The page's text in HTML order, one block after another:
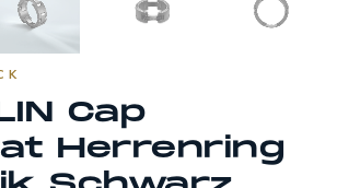
Cap
Herrenring